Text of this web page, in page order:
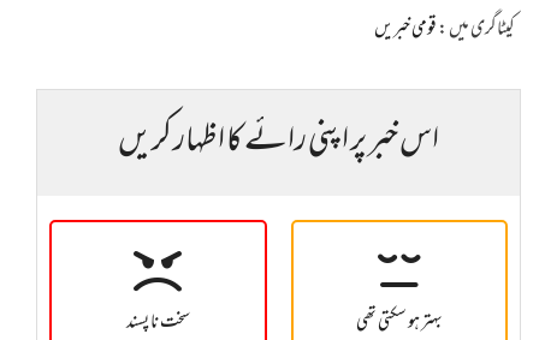
کیٹاگری میں :قومی خبریں
اس خبر پر اپنی رائے کا اظہار کریں
سخت نا پسند بہتر ہو سکتی تھی